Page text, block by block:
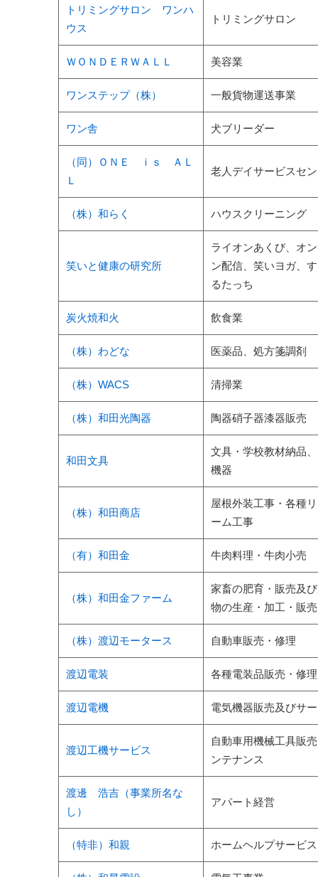
トリミングサロン ワンハ
ウス
トリミングサロン
ＷＯＮＤＥＲＷＡＬＬ 美容業
ワンステップ（株） 一般貨物運送事業
ワン舎 犬ブリーダー
（同）ＯＮＥ ｉｓ ＡＬ
Ｌ
老人デイサービスセ
（株）和らく ハウスクリーニング
笑いと健康の研究所
ライオンあくび、オ
ン配信、笑いヨガ、
るたっち
炭火焼和火 飲食業
（株）わどな 医薬品、処方箋調剤
（株）WACS 清掃業
（株）和田光陶器 陶器硝子器漆器販売
和田文具
文具・学校教材納品
機器
（株）和田商店
屋根外装工事・各種
ーム工事
（有）和田金 牛肉料理・牛肉小売
（株）和田金ファーム
家畜の肥育・販売及
物の生産・加工・販売
（株）渡辺モータース 自動車販売・修理
渡辺電装 各種電装品販売・修理
渡辺電機 電気機器販売及びサ
渡辺工機サービス
自動車用機械工具販
ンテナンス
渡邊 浩吉 （事業所名な
し）
アパート経営
（特非）和親 ホームヘルプサービス